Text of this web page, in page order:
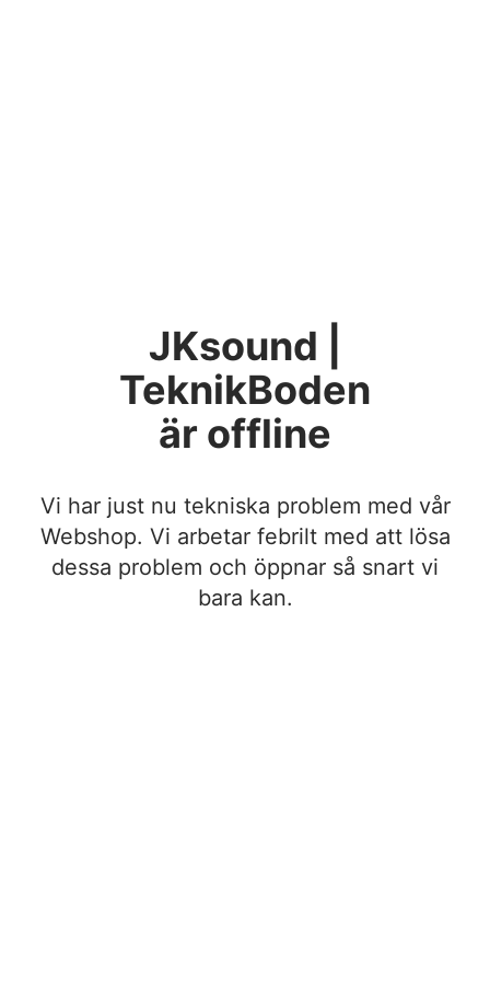
JKsound |
TeknikBoden
är offline
Vi har just nu tekniska problem med vår
Webshop. Vi arbetar febrilt med att lösa
dessa problem och öppnar så snart vi
bara kan.